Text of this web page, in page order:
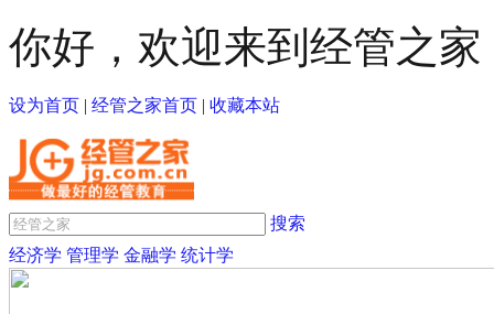
你好，欢迎来到经管之家
设为首页 | 经管之家首页 | 收藏本站
搜索
经济学 管理学 金融学 统计学